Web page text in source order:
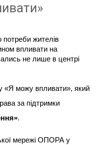
потреби жителів
впливати на
не лише в центрі
«Я можу впливати», який
за підтримки
.
мережі ОПОРА у